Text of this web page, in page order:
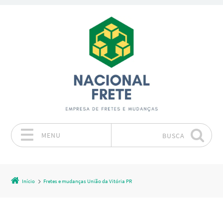
MENU BUSCA
Início Fretes e mudanças União da Vitória PR